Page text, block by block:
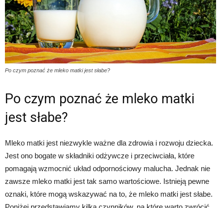
Po czym poznać że mleko matki jest słabe?
Po czym poznać że mleko matki
jest słabe?
Mleko matki jest niezwykle ważne dla zdrowia i rozwoju dziecka.
Jest ono bogate w składniki odżywcze i przeciwciała, które
pomagają wzmocnić układ odpornościowy malucha. Jednak nie
zawsze mleko matki jest tak samo wartościowe. Istnieją pewne
oznaki, które mogą wskazywać na to, że mleko matki jest słabe.